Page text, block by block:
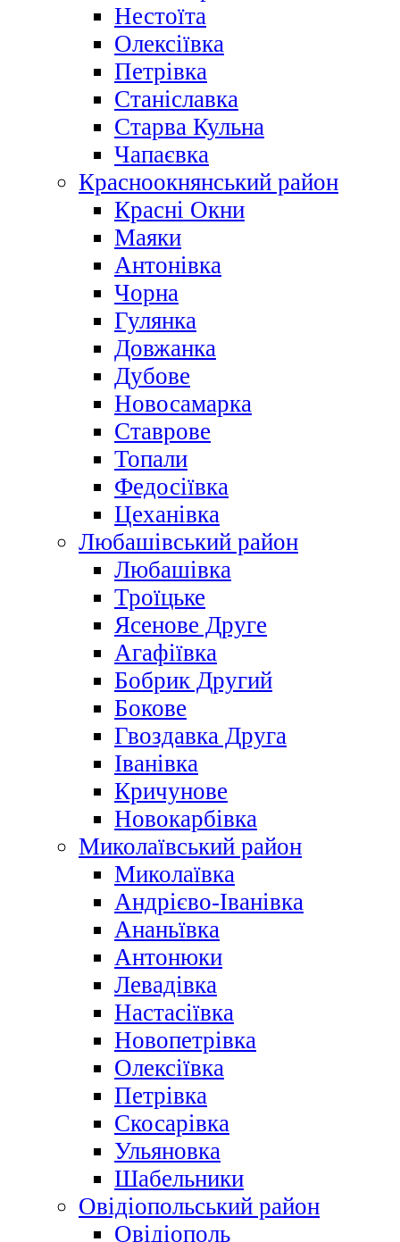
Нестоїта
Олексіївка
Петрівка
Станіславка
Старва Кульна
Чапаєвка
Красноокнянський район
Красні Окни
Маяки
Антонівка
Чорна
Гулянка
Довжанка
Дубове
Новосамарка
Ставрове
Топали
Федосіївка
Цеханівка
Любашівський район
Любашівка
Троїцьке
Ясенове Друге
Агафіївка
Бобрик Другий
Бокове
Гвоздавка Друга
Іванівка
Кричунове
Новокарбівка
Миколаївський район
Миколаївка
Андрієво-Іванівка
Ананьївка
Антонюки
Левадівка
Настасіївка
Новопетрівка
Олексіївка
Петрівка
Скосарівка
Ульяновка
Шабельники
Овідіопольський район
Овідіополь